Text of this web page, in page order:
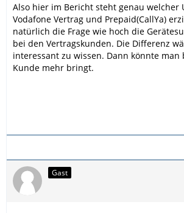
Also hier im Bericht steht genau welcher
Vodafone Vertrag und Prepaid(CallYa)
natürlich die Frage wie hoch die
bei den Vertragskunden. Die Differenz
interessant zu wissen. Dann könnte
Kunde mehr bringt.
Gast